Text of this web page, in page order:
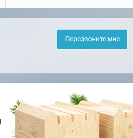
Перезвоните мне